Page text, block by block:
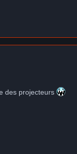
des projecteurs